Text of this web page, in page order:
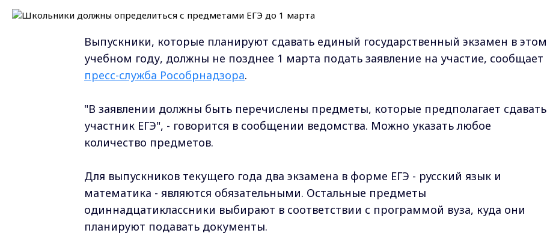
Выпускники, которые планируют сдавать единый государственный экзамен в этом
учебном году, должны не позднее 1 марта подать заявление на участие, сообщает
пресс-служба Рособрнадзора.
"В заявлении должны быть перечислены предметы, которые предполагает сдавать
участник ЕГЭ", - говорится в сообщении ведомства. Можно указать любое
количество предметов.
Для выпускников текущего года два экзамена в форме ЕГЭ - русский язык и
математика - являются обязательными. Остальные предметы
одиннадцатиклассники выбирают в соответствии с программой вуза, куда они
планируют подавать документы.